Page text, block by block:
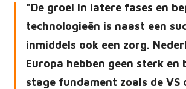
De groei in latere fases en
technologieën is naast een
inmiddels ook een zorg.
Europa hebben geen sterk en
stage fundament zoals de VS